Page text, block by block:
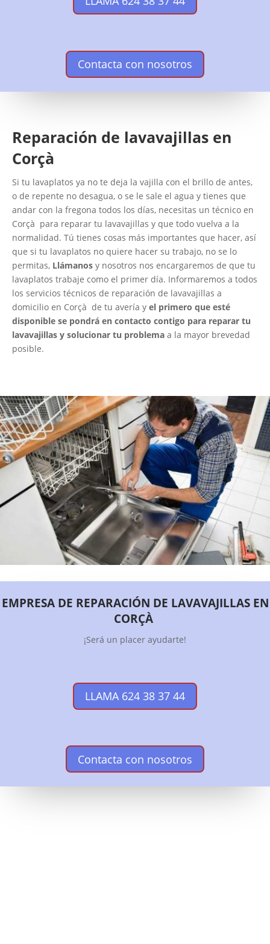
Contacta con nosotros
Reparación de lavavajillas en
Corçà
Si tu lavaplatos ya no te deja la vajilla con el brillo de antes,
o de repente no desagua, o se le sale el agua y tienes que
andar con la fregona todos los días, necesitas un técnico en
Corçà para reparar tu lavavajillas y que todo vuelva a la
normalidad. Tú tienes cosas más importantes que hacer, así
que si tu lavaplatos no quiere hacer su trabajo, no se lo
permitas, Llámanos y nosotros nos encargaremos de que tu
lavaplatos trabaje como el primer día. Informaremos a todos
los servicios técnicos de reparación de lavavajillas a
domicilio en Corçà de tu avería y el primero que esté
disponible se pondrá en contacto contigo para reparar tu
lavavajillas y solucionar tu problema a la mayor brevedad
posible.
EMPRESA DE REPARACIÓN DE LAVAVAJILLAS EN
CORÇÀ
¡Será un placer ayudarte!
LLAMA 624 38 37 44
Contacta con nosotros